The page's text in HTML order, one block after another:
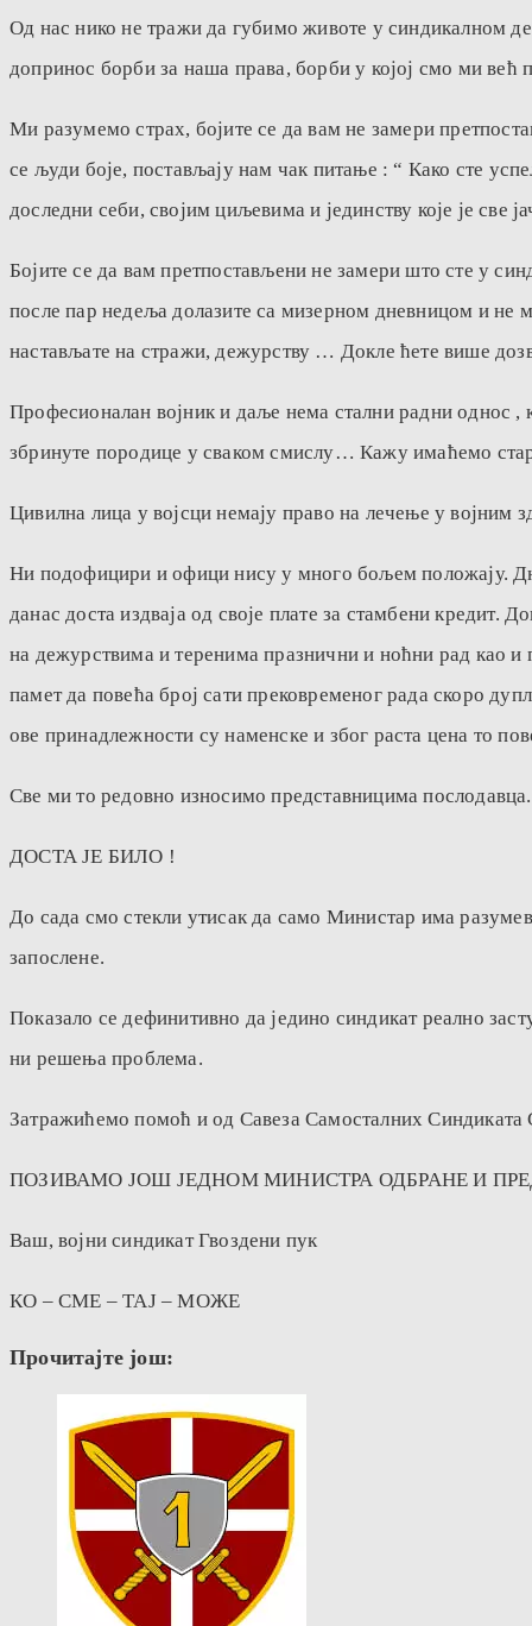
Од нас нико не тражи да губимо животе у синдикалном
допринос борби за наша права, борби у којој смо ми већ
Ми разумемо страх, бојите се да вам не замери
се људи боје, постављају нам чак питање : “ Како сте
доследни себи, својим циљевима и јединству које је све
Бојите се да вам претпостављени не замери што сте у
после пар недеља долазите са мизерном дневницом и не
настављате на стражи, дежурству … Докле ћете више
Професионалан војник и даље нема стални радни однос ,
збринуте породице у сваком смислу… Кажу имаћемо
Цивилна лица у војсци немају право на лечење у војним
Ни подофицири и офици нису у много бољем положају.
данас доста издваја од своје плате за стамбени кредит.
на дежурствима и теренима празнични и ноћни рад као и
памет да повећа број сати прековременог рада скоро
ове принадлежности су наменске и због раста цена то
Све ми то редовно износимо представницима послодавца.
ДОСТА ЈЕ БИЛО !
До сада смо стекли утисак да само Министар има
запослене.
Показало се дефинитивно да једино синдикат реално
ни решења проблема.
Затражићемо помоћ и од Савеза Самосталних Синдиката
ПОЗИВАМО ЈОШ ЈЕДНОМ МИНИСТРА ОДБРАНЕ И
Ваш, војни синдикат Гвоздени пук
КО – СМЕ – ТАЈ – МОЖЕ
Прочитајте још: